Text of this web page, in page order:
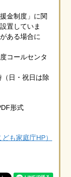
金制度」に関
置していま
ある場合に
コールセンタ
祝日は除
形式
も家庭庁HP）